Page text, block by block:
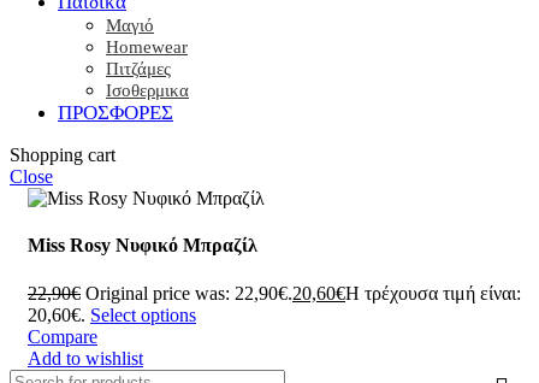
Μαγιό
Homewear
Πιτζάμες
Ισοθερμικα
ΠΡΟΣΦΟΡΕΣ
Shopping cart
Close
Miss Rosy Nυφικό Μπραζίλ
22,90€ Original price was: 22,90€.20,60€Η τρέχουσα τιμή είναι:
20,60€. Select options
Compare
Add to wishlist